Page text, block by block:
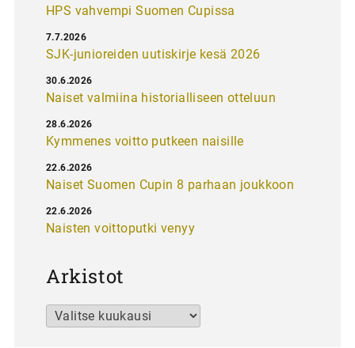
HPS vahvempi Suomen Cupissa
SJK-junioreiden uutiskirje kesä 2026
7.7.2026
Naiset valmiina historialliseen otteluun
30.6.2026
Kymmenes voitto putkeen naisille
28.6.2026
Naiset Suomen Cupin 8 parhaan joukkoon
22.6.2026
Naisten voittoputki venyy
22.6.2026
Arkistot
Arkistot